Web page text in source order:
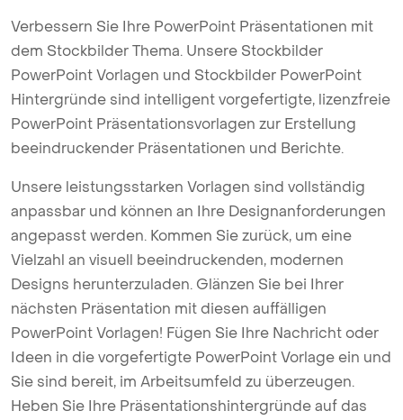
Verbessern Sie Ihre PowerPoint Präsentationen mit
dem Stockbilder Thema. Unsere Stockbilder
PowerPoint Vorlagen und Stockbilder PowerPoint
Hintergründe sind intelligent vorgefertigte, lizenzfreie
PowerPoint Präsentationsvorlagen zur Erstellung
beeindruckender Präsentationen und Berichte.
Unsere leistungsstarken Vorlagen sind vollständig
anpassbar und können an Ihre Designanforderungen
angepasst werden. Kommen Sie zurück, um eine
Vielzahl an visuell beeindruckenden, modernen
Designs herunterzuladen. Glänzen Sie bei Ihrer
nächsten Präsentation mit diesen auffälligen
PowerPoint Vorlagen! Fügen Sie Ihre Nachricht oder
Ideen in die vorgefertigte PowerPoint Vorlage ein und
Sie sind bereit, im Arbeitsumfeld zu überzeugen.
Heben Sie Ihre Präsentationshintergründe auf das